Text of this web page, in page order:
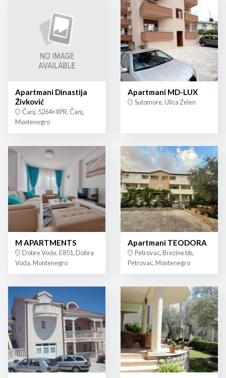
Apartmani Dinastija
Živković
Čanj, 5264+XPR, Čanj,
Montenegro
Apartmani MD-LUX
Sutomore, Ulica Zelen
M APARTMENTS
Dobre Vode, E851, Dobra
Voda, Montenegro
Apartmani TEODORA
Petrovac, Brezine bb,
Petrovac, Montenegro